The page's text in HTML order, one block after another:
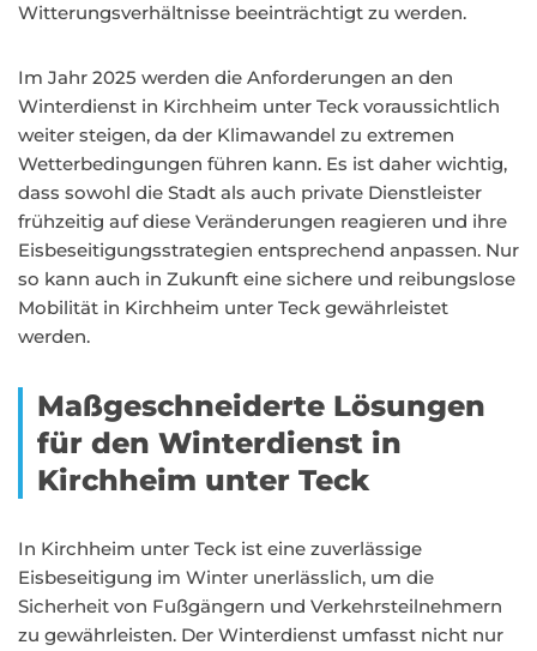
Witterungsverhältnisse beeinträchtigt zu werden.
Im Jahr 2025 werden die Anforderungen an den
Winterdienst in Kirchheim unter Teck voraussichtlich
weiter steigen, da der Klimawandel zu extremen
Wetterbedingungen führen kann. Es ist daher wichtig,
dass sowohl die Stadt als auch private Dienstleister
frühzeitig auf diese Veränderungen reagieren und ihre
Eisbeseitigungsstrategien entsprechend anpassen. Nur
so kann auch in Zukunft eine sichere und reibungslose
Mobilität in Kirchheim unter Teck gewährleistet
werden.
Maßgeschneiderte Lösungen
für den Winterdienst in
Kirchheim unter Teck
In Kirchheim unter Teck ist eine zuverlässige
Eisbeseitigung im Winter unerlässlich, um die
Sicherheit von Fußgängern und Verkehrsteilnehmern
zu gewährleisten. Der Winterdienst umfasst nicht nur